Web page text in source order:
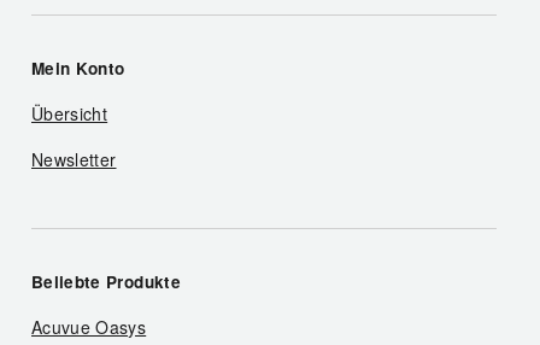
Mein Konto
Übersicht
Newsletter
Beliebte Produkte
Acuvue Oasys